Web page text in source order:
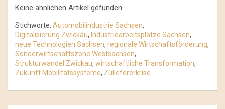
Keine ähnlichen Artikel gefunden.
Stichworte: Automobilindustrie Sachsen,
Digitalisierung Zwickau, Industriearbeitsplätze Sachsen,
neue Technologien Sachsen, regionale Wirtschaftsförderung,
Sonderwirtschaftszone Westsachsen,
Strukturwandel Zwickau, wirtschaftliche Transformation,
Zukunft Mobilitätssysteme, Zuliefererkrise